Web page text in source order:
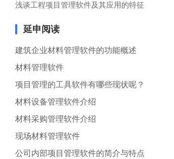
浅谈工程项目管理软件及其应用的特征
延申阅读
建筑企业材料管理软件的功能概述
材料管理软件
项目管理的工具软件有哪些现状呢？
材料设备管理软件介绍
材料采购管理软件介绍
现场材料管理软件
公司内部项目管理软件的简介与特点